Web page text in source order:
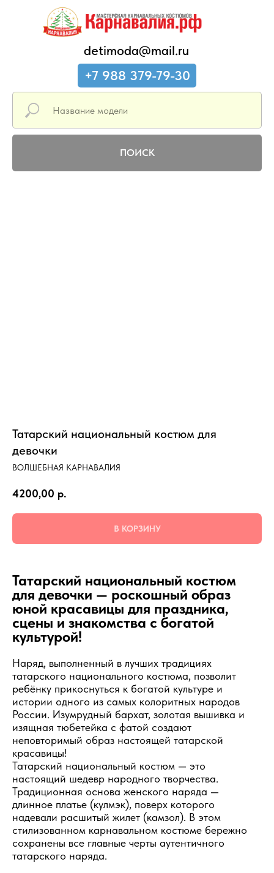
detimoda@mail.ru
+7 988 379-79-30
ПОИСК
Татарский национальный костюм для
девочки
ВОЛШЕБНАЯ КАРНАВАЛИЯ
4200,00 р.
В КОРЗИНУ
Татарский национальный костюм
для девочки — роскошный образ
юной красавицы для праздника,
сцены и знакомства с богатой
культурой!
Наряд, выполненный в лучших традициях
татарского национального костюма, позволит
ребёнку прикоснуться к богатой культуре и
истории одного из самых колоритных народов
России. Изумрудный бархат, золотая вышивка и
изящная тюбетейка с фатой создают
неповторимый образ настоящей татарской
красавицы!
Татарский национальный костюм — это
настоящий шедевр народного творчества.
Традиционная основа женского наряда —
длинное платье (кулмэк), поверх которого
надевали расшитый жилет (камзол). В этом
стилизованном карнавальном костюме бережно
сохранены все главные черты аутентичного
татарского наряда.